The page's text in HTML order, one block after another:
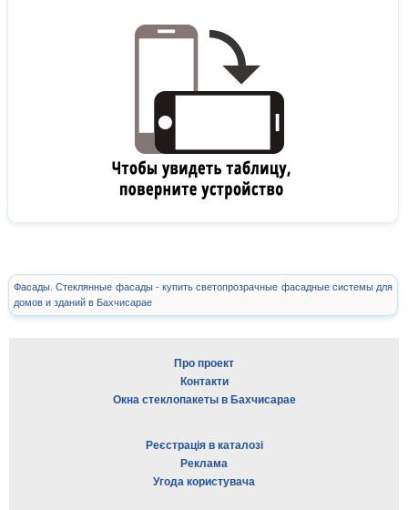
Фасады. Стеклянные фасады - купить светопрозрачные фасадные системы для
домов и зданий в Бахчисарае
Про проект
Контакти
Окна стеклопакеты в Бахчисарае
Реєстрація в каталозі
Реклама
Угода користувача